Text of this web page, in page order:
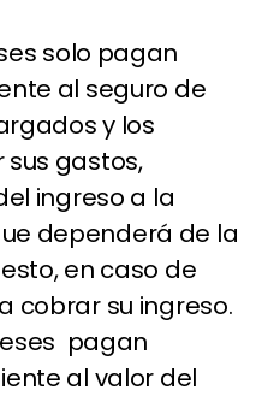
solo pagan
al seguro de
y los
gastos,
ingreso a la
dependerá de la
en caso de
cobrar su ingreso.
pagan
al valor del